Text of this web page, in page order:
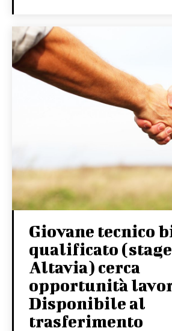
Giovane tecnico
qualificato
Altavia) cerca
opportunità
Disponibile al
trasferimento